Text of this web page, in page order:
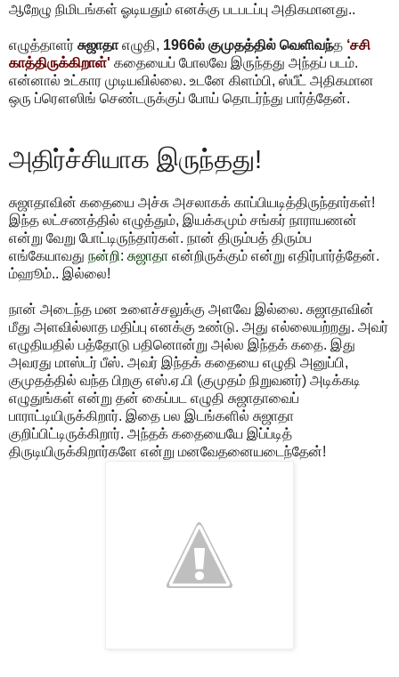
ஆறேழு நிமிடங்கள் ஓடியதும் எனக்கு படபடப்பு அதிகமானது..
எழுத்தாளர் சுஜாதாஎழுதி, 1966ல் குமுதத்தில் வெளிவந்த ‘சசி
காத்திருக்கிறாள்' கதையைப் போலவே இருந்தது அந்தப் படம்.
என்னால் உட்கார முடியவில்லை. உடனே கிளம்பி, ஸ்பீட் அதிகமான
ஒரு ப்ரௌஸிங் செண்டருக்குப் போய் தொடர்ந்து பார்த்தேன்.
அதிர்ச்சியாக இருந்தது!
சுஜாதாவின் கதையை அச்சு அசலாகக் காப்பியடித்திருந்தார்கள்!
இந்த லட்சணத்தில் எழுத்தும், இயக்கமும் சங்கர் நாராயணன்
என்று வேறு போட்டிருந்தார்கள். நான் திரும்பத் திரும்ப
எங்கேயாவது நன்றி: சுஜாதா என்றிருக்கும் என்று எதிர்பார்த்தேன்.
ம்ஹூம்.. இல்லை!
நான் அடைந்த மன உளைச்சலுக்கு அளவே இல்லை. சுஜாதாவின்
மீது அளவில்லாத மதிப்பு எனக்கு உண்டு. அது எல்லையற்றது. அவர்
எழுதியதில் பத்தோடு பதினொன்று அல்ல இந்தக் கதை. இது
அவரது மாஸ்டர் பீஸ். அவர் இந்தக் கதையை எழுதி அனுப்பி,
குமுதத்தில் வந்த பிறகு எஸ்.ஏ.பி (குமுதம் நிறுவனர்) அடிக்கடி
எழுதுங்கள் என்று தன் கைப்பட எழுதி சுஜாதாவைப்
பாராட்டியிருக்கிறார். இதை பல இடங்களில் சுஜாதா
குறிப்பிட்டிருக்கிறார். அந்தக் கதையையே இப்ப்டித்
திருடியிருக்கிறார்களே என்று மனவேதனையடைந்தேன்!